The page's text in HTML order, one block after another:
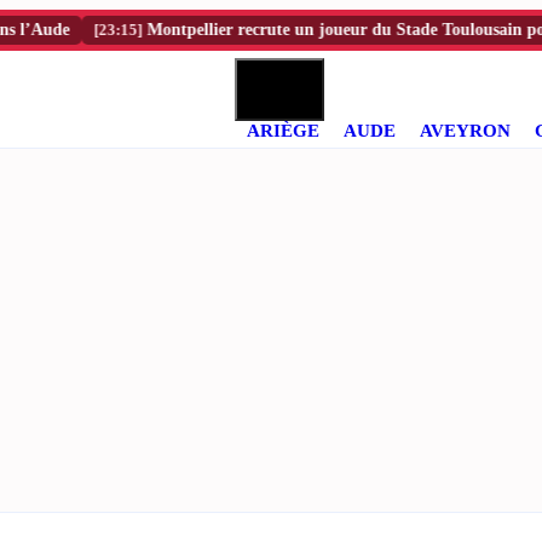
[23:15] Montpellier recrute un joueur du Stade Toulousain pour
ARIÈGE AUDE AVEYRON